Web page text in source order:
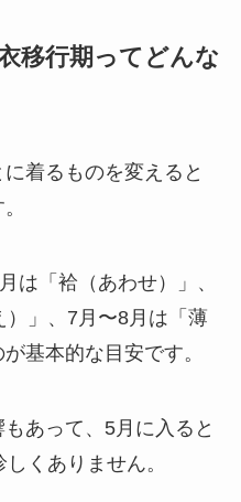
移行期ってどんな
着るものを変えると
は「袷（あわせ）」、
」、7月〜8月は「薄
基本的な目安です。
あって、5月に入ると
くありません。